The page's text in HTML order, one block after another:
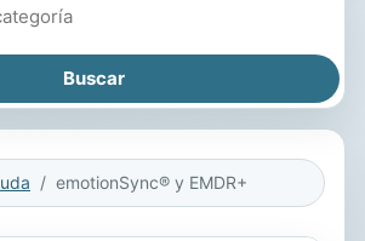
emotionSync® y EMDR+